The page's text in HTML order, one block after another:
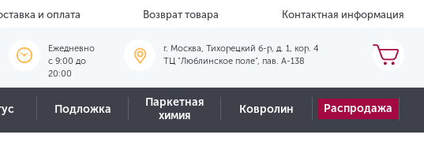
и оплата Возврат товара Контактная информация
Ежедневно
c 9:00 до
20:00
г. Москва, Тихорецкий б-р, д. 1, кор. 4
ТЦ "Люблинское поле", пав. А-138
Подложка
Паркетная
химия
Ковролин Распродажа